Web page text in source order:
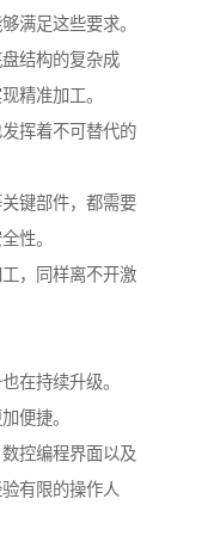
满足这些要求。
结构的复杂成
精准加工。
挥着不可替代的
键部件，都需要
性。
，同样离不开激
在持续升级。
便捷。
控编程界面以及
有限的操作人